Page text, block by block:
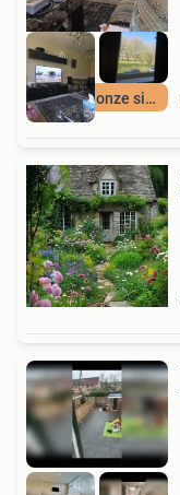
Meer op onze site